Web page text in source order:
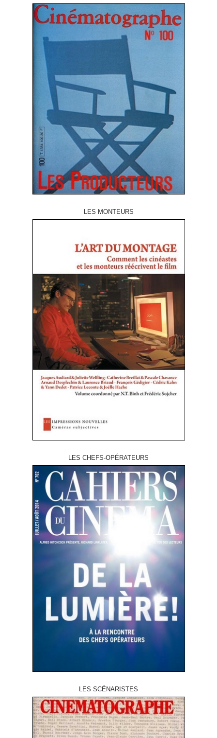
LES MONTEURS
LES CHEFS-OPÉRATEURS
LES SCÉNARISTES